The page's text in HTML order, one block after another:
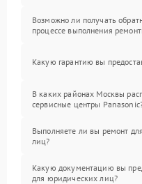
Возможно ли получать
процессе выполнения
Какую гарантию вы
В каких районах Москвы
сервисные центры
Выполняете ли вы ремонт
лиц?
Какую документацию вы
для юридических лиц?